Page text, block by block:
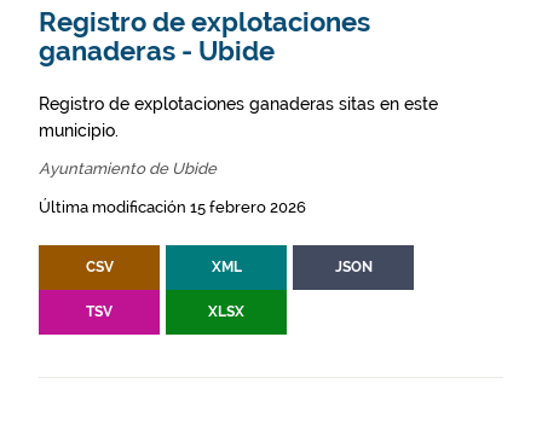
Registro de explotaciones
ganaderas - Ubide
Registro de explotaciones ganaderas sitas en este
municipio.
Ayuntamiento de Ubide
Última modificación 15 febrero 2026
CSV XML JSON
TSV XLSX